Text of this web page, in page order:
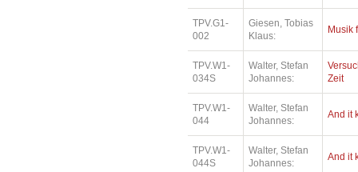
TPV.G1-
002
Giesen, Tobias
Klaus:
Musik
TPV.W1-
034S
Walter, Stefan
Johannes:
Zeit
TPV.W1-
044
Walter, Stefan
Johannes:
And it
TPV.W1-
044S
Walter, Stefan
Johannes:
And it